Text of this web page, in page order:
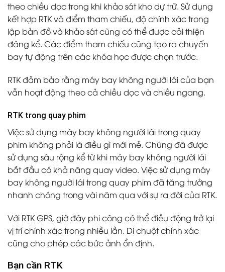
theo chiều dọc trong khi khảo sát kho dự trữ. Sử dụng
kết hợp RTK và điểm tham chiếu, độ chính xác trong
lập bản đồ và khảo sát cũng có thể được cải thiện
đáng kể. Các điểm tham chiếu cũng tạo ra chuyến
bay tự động trên các khóa học được chọn trước.
RTK đảm bảo rằng máy bay không người lái của bạn
vẫn hoạt động theo cả chiều dọc và chiều ngang.
RTK trong quay phim
Việc sử dụng máy bay không người lái trong quay
phim không phải là điều gì mới mẻ. Chúng đã được
sử dụng sâu rộng kể từ khi máy bay không người lái
bắt đầu có khả năng quay video. Việc sử dụng máy
bay không người lái trong quay phim đã tăng trưởng
nhanh chóng trong vài năm qua với sự ra đời của RTK.
Với RTK GPS, giờ đây phi công có thể điều động trở lại
vị trí chính xác trong nhiều lần. Di chuột chính xác
cũng cho phép các bức ảnh ổn định.
Bạn cần RTK